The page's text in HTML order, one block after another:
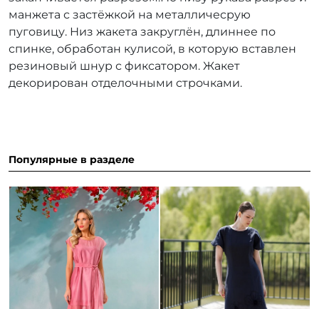
манжета с застёжкой на металличесрую
пуговицу. Низ жакета закруглён, длиннее по
спинке, обработан кулисой, в которую вставлен
резиновый шнур с фиксатором. Жакет
декорирован отделочными строчками.
Популярные в разделе